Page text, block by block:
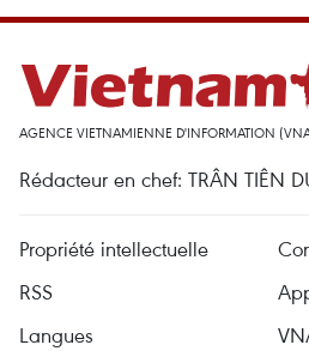
AGENCE VIETNAMIENNE D'INFORMATION
Rédacteur en chef: TRÂN TIÊN
Propriété intellectuelle
RSS
Langues